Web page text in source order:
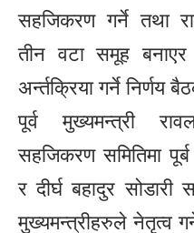
सहजिकरण गर्ने तथा
तीन वटा समूह
अर्न्तक्रिया गर्ने निर्णय
पूर्व मुख्यमन्त्री
सहजिकरण समितिमा
र दीर्घ बहादुर
मुख्यमन्त्रीहरुले नेतृत्व